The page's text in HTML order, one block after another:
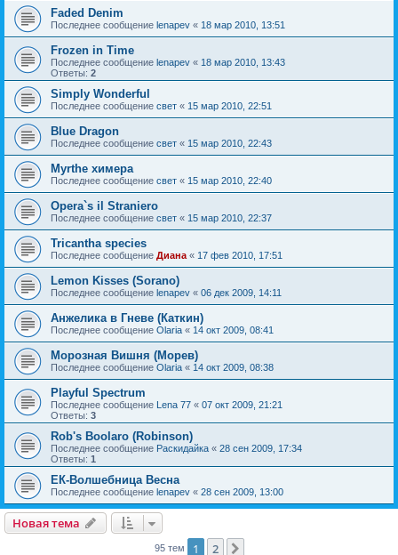
Faded Denim
Последнее сообщение lenapev « 18 мар 2010, 13:51
Frozen in Time
Последнее сообщение lenapev « 18 мар 2010, 13:43
Ответы: 2
Simply Wonderful
Последнее сообщение свет « 15 мар 2010, 22:51
Blue Dragon
Последнее сообщение свет « 15 мар 2010, 22:43
Myrthe химера
Последнее сообщение свет « 15 мар 2010, 22:40
Opera`s il Straniero
Последнее сообщение свет « 15 мар 2010, 22:37
Tricantha species
Последнее сообщение Диана « 17 фев 2010, 17:51
Lemon Kisses (Sorano)
Последнее сообщение lenapev « 06 дек 2009, 14:11
Анжелика в Гневе (Каткин)
Последнее сообщение Olaria « 14 окт 2009, 08:41
Морозная Вишня (Морев)
Последнее сообщение Olaria « 14 окт 2009, 08:38
Playful Spectrum
Последнее сообщение Lena 77 « 07 окт 2009, 21:21
Ответы: 3
Rob's Boolaro (Robinson)
Последнее сообщение Раскидайка « 28 сен 2009, 17:34
Ответы: 1
ЕК-Волшебница Весна
Последнее сообщение lenapev « 28 сен 2009, 13:00
Новая тема
95 тем 1 2